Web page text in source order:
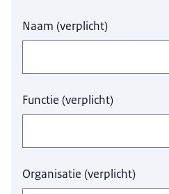
Naam (verplicht)
Functie (verplicht)
Organisatie (verplicht)